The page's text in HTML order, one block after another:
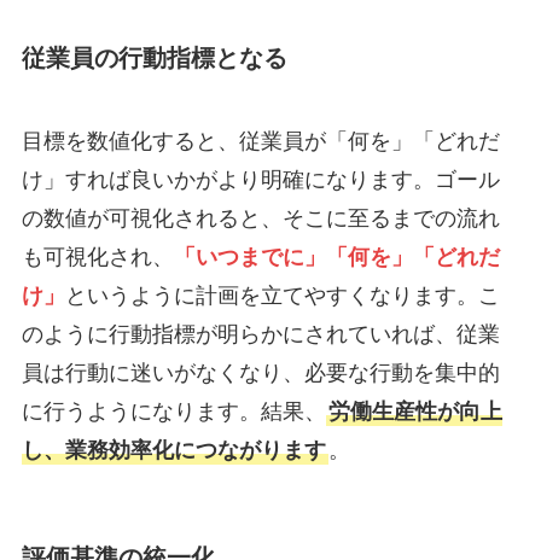
従業員の行動指標となる
目標を数値化すると、従業員が「何を」「どれだ
け」すれば良いかがより明確になります。ゴール
の数値が可視化されると、そこに至るまでの流れ
も可視化され、
「いつまでに」「何を」「どれだ
け」
というように計画を立てやすくなります。こ
のように行動指標が明らかにされていれば、従業
員は行動に迷いがなくなり、必要な行動を集中的
に行うようになります。結果、 労働生産性が向上
し、業務効率化につながります。